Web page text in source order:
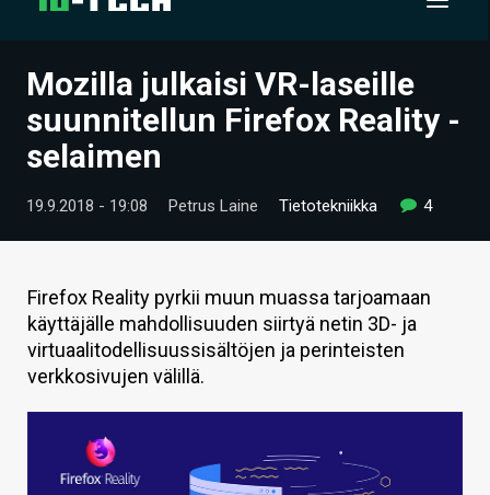
UUTISET
ARTIKKELIT
VIDEOT
TECHBBS
TIETOA
HINTA.FI
KAUPPA
Mozilla julkaisi VR-laseille
suunnitellun Firefox Reality -
selaimen
19.9.2018 - 19:08 Petrus Laine Tietotekniikka 4
Firefox Reality pyrkii muun muassa tarjoamaan
käyttäjälle mahdollisuuden siirtyä netin 3D- ja
virtuaalitodellisuussisältöjen ja perinteisten
verkkosivujen välillä.